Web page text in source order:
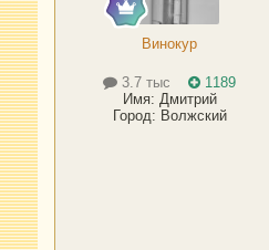
Винокур
3.7 тыс
1189
Имя: Дмитрий
Город: Волжский